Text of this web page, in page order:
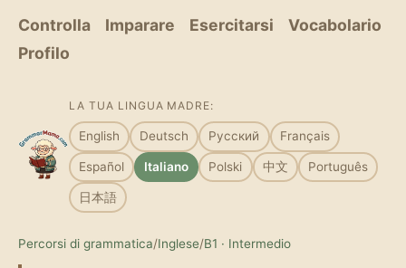
Controlla Imparare Esercitarsi
Vocabolario
Profilo
LA TUA LINGUA MADRE:
English Deutsch Русский Français
Español Italiano Polski 中文 Português
日本語
Percorsi di grammatica/Inglese/B1 · Intermedio